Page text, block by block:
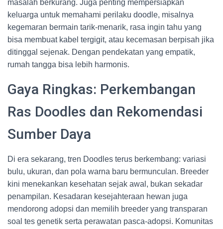
masalah berkurang. Juga penting mempersiapkan
keluarga untuk memahami perilaku doodle, misalnya
kegemaran bermain tarik-menarik, rasa ingin tahu yang
bisa membuat kabel tergigit, atau kecemasan berpisah jika
ditinggal sejenak. Dengan pendekatan yang empatik,
rumah tangga bisa lebih harmonis.
Gaya Ringkas: Perkembangan
Ras Doodles dan Rekomendasi
Sumber Daya
Di era sekarang, tren Doodles terus berkembang: variasi
bulu, ukuran, dan pola warna baru bermunculan. Breeder
kini menekankan kesehatan sejak awal, bukan sekadar
penampilan. Kesadaran kesejahteraan hewan juga
mendorong adopsi dan memilih breeder yang transparan
soal tes genetik serta perawatan pasca-adopsi. Komunitas